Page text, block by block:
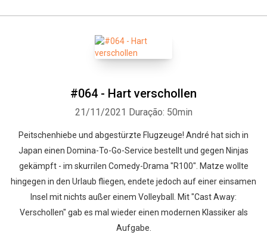
#064 - Hart verschollen
21/11/2021 Duração: 50min
Peitschenhiebe und abgestürzte Flugzeuge! André hat sich in
Japan einen Domina-To-Go-Service bestellt und gegen Ninjas
gekämpft - im skurrilen Comedy-Drama "R100". Matze wollte
hingegen in den Urlaub fliegen, endete jedoch auf einer einsamen
Insel mit nichts außer einem Volleyball. Mit "Cast Away:
Verschollen" gab es mal wieder einen modernen Klassiker als
Aufgabe.